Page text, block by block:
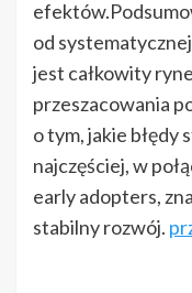
od
jest całkowity
przeszacowania
o tym, jakie
najczęściej, w
early adopters,
stabilny rozwój.